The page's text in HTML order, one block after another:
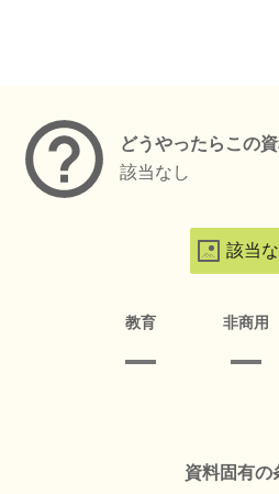
どうやったらこの
該当なし
該当
教育 非商用
資料固有の